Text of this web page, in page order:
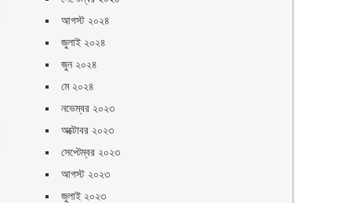
আগস্ট ২০২৪
জুলাই ২০২৪
জুন ২০২৪
মে ২০২৪
নভেম্বর ২০২৩
অক্টোবর ২০২৩
সেপ্টেম্বর ২০২৩
আগস্ট ২০২৩
জুলাই ২০২৩